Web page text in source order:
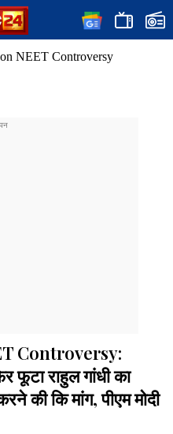
NEET Controversy
Controversy:
फूटा राहुल गांधी का
की कि मांग, पीएम मोदी